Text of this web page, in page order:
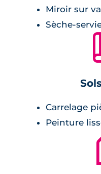
peinture lisse
cuisine ouvert
grande baie
balcon ou
Salle de bains :
meuble avec
radiateur
Miroir sur
Sèche-
Carrelage
Peinture